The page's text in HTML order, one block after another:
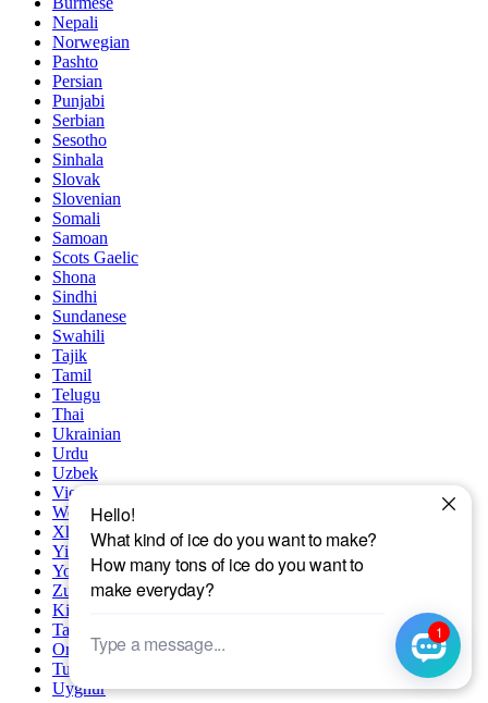
Nepali
Norwegian
Pashto
Persian
Punjabi
Serbian
Sesotho
Sinhala
Slovak
Slovenian
Somali
Samoan
Scots Gaelic
Shona
Sindhi
Sundanese
Swahili
Tajik
Tamil
Telugu
Thai
Ukrainian
Urdu
Uzbek
Vietnamese
Welsh
Xhosa
Yiddish
Yoruba
Zulu
Kinyarwanda
Tatar
Oriya
Turkmen
Uyghur